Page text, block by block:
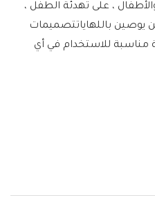
، على تهدئة الطفل ،
أنهن يوصين باللهاياتتصميمات
للاستخدام في أي